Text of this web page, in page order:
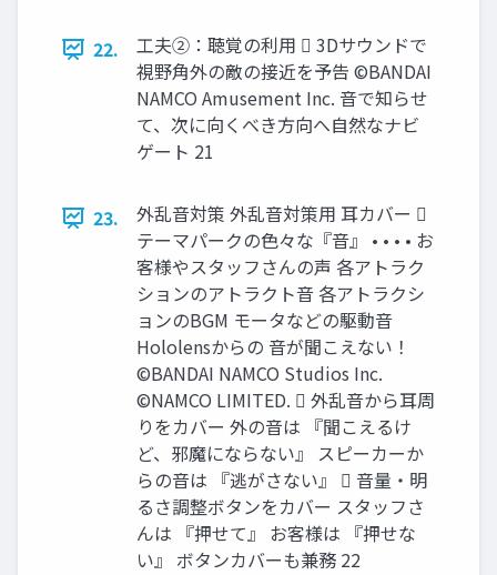
22.
工夫②：聴覚の利用  3Dサウンドで
視野角外の敵の接近を予告 ©BANDAI
NAMCO Amusement Inc. 音で知らせ
て、次に向くべき方向へ自然なナビ
ゲート 21
23.
外乱音対策 外乱音対策用 耳カバー 
テーマパークの色々な『音』 • • • • お
客様やスタッフさんの声 各アトラク
ションのアトラクト音 各アトラクシ
ョンのBGM モータなどの駆動音
Hololensからの 音が聞こえない！
©BANDAI NAMCO Studios Inc.
©NAMCO LIMITED.  外乱音から耳周
りをカバー 外の音は 『聞こえるけ
ど、邪魔にならない』 スピーカーか
らの音は 『逃がさない』  音量・明
るさ調整ボタンをカバー スタッフさ
んは 『押せて』 お客様は 『押せな
い』 ボタンカバーも兼務 22